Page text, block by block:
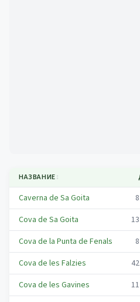
НАЗВАНИЕ↕
Caverna de Sa Goita 8
Cova de Sa Goita
13
Cova de la Punta de Fenals
8
Cova de les Falzies
42
Cova de les Gavines
11